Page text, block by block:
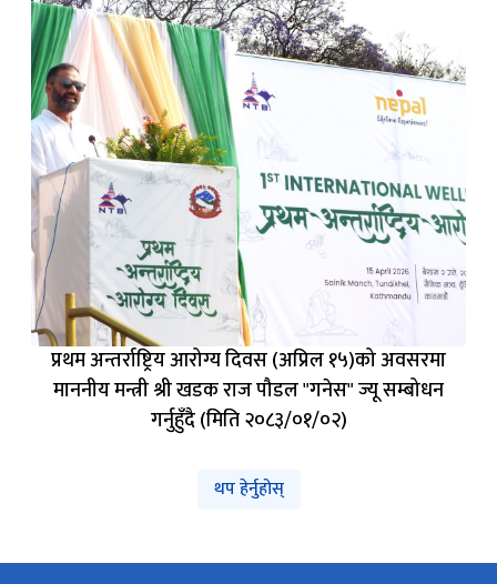
प्रथम अन्तर्राष्ट्रिय आरोग्य दिवस (अप्रिल १५)को अवसरमा
माननीय मन्त्री श्री खडक राज पौडल "गनेस" ज्यू सम्बोधन
गर्नुहुँदै (मिति २०८३/०१/०२)
थप हेर्नुहोस्